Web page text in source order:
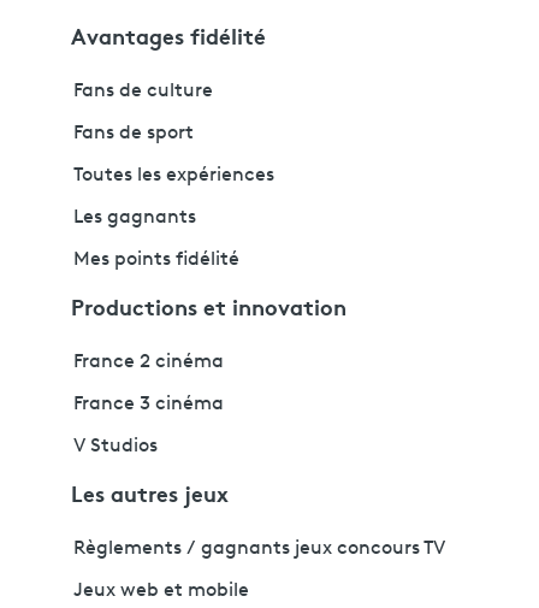
Avantages fidélité
Fans de culture
Fans de sport
Toutes les expériences
Les gagnants
Mes points fidélité
Productions et innovation
France 2 cinéma
France 3 cinéma
V Studios
Les autres jeux
Règlements / gagnants jeux concours TV
Jeux web et mobile